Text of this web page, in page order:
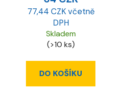
77,44 CZK včetně
DPH
Skladem
(>10 ks)
DO KOŠÍKU